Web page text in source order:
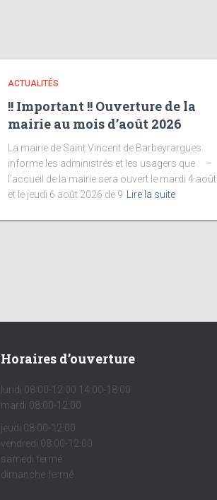
ACTUALITÉS
!! Important !! Ouverture de la
mairie au mois d’août 2026
La mairie de Saint Vincent de Barbeyrargues
informe les administrés et les usagers que : –
l’accueil de la mairie sera ouvert le mardi 4 août
et le jeudi 6 août 2026 de 9
Lire la suite
Horaires d’ouverture
lundi 08:00-12:00 14:00-18:00
mardi 08:00-12:00
jeudi 08:00-12:00
vendredi 08:00-12:00
samedi fermé
dimanche fermé